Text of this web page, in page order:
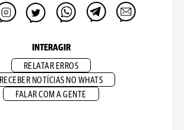
INTERAGIR
RELATAR ERROS
RECEBER NOTÍCIAS NO WHATS
FALAR COM A GENTE